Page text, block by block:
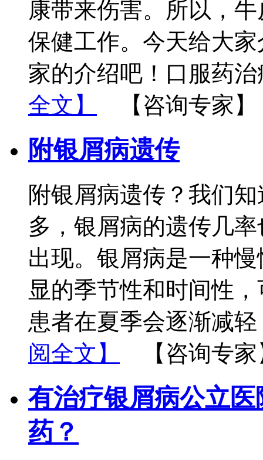
康带来伤害。所以，
保健工作。今天给大
家的介绍吧！口服药
全文】
【咨询专家】
附银屑病遗传
附银屑病遗传？我们
多，银屑病的遗传几
出现。银屑病是一种
显的季节性和时间性
患者在夏季会逐渐减
阅全文】
【咨询专
有治疗银屑病公立
药？